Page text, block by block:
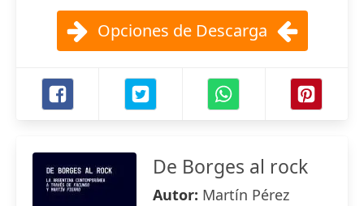
Opciones de Descarga
De Borges al rock
Autor: Martín Pérez